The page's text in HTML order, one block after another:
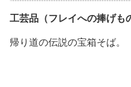
工芸品（フレイへの捧げも
帰り道の伝説の宝箱そば。